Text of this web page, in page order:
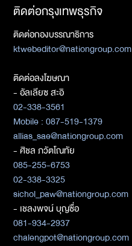
ติดต่อกรุงเทพธุรกิจ
ติดต่อกองบรรณาธิการ
ktwebeditor@nationgroup.com
ติดต่อลงโฆษณา
- อัลเลียซ สะอิ
02-338-3561
Mobile : 087-519-1379
allias_sae@nationgroup.com
- ศิชล ภวัตโณทัย
085-255-6753
02-338-3325
sichol_paw@nationgroup.com
- เชลงพจน์ บุญซื่อ
081-934-2937
chalengpot@nationgroup.com